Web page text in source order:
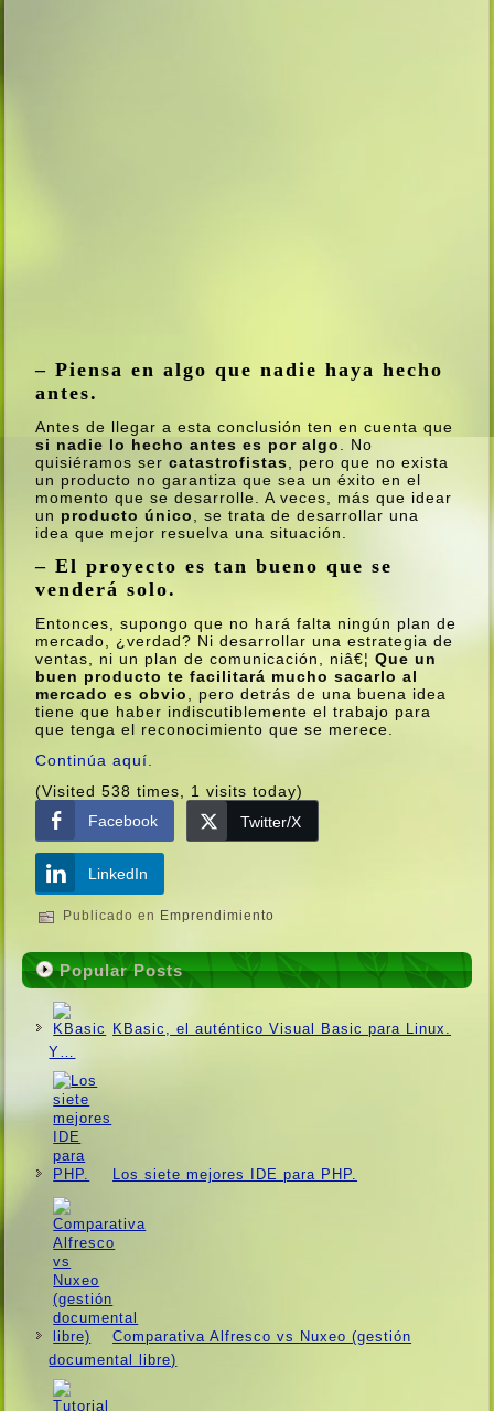
– Piensa en algo que nadie haya hecho
antes.
Antes de llegar a esta conclusión ten en cuenta que
si nadie lo hecho antes es por algo
. No
quisiéramos sercatastrofistas , pero que no exista
un producto no garantiza que sea un éxito en el
momento que se desarrolle. A veces, más que idear
un producto único
, se trata de desarrollar una
idea que mejor resuelva una situación.
– El proyecto es tan bueno que se
venderá solo.
Entonces, supongo que no hará falta ningún plan de
mercado, ¿verdad? Ni desarrollar una estrategia de
ventas, ni un plan de comunicación, niâ€¦Que un
buen producto te facilitará mucho sacarlo al
mercado es obvio
, pero detrás de una buena idea
tiene que haber indiscutiblemente el trabajo para
que tenga el reconocimiento que se merece.
Continúa aquí­.
(Visited 538 times, 1 visits today)
Facebook
Twitter/X
LinkedIn
Publicado en Emprendimiento
Popular Posts
KBasic, el auténtico Visual Basic para Linux.
Y…
Los siete mejores IDE para PHP.
Comparativa Alfresco vs Nuxeo (gestión
documental libre)